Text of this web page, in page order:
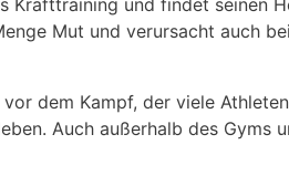
Mut und verursacht auch
dem Kampf, der viele
Auch außerhalb des Gyms